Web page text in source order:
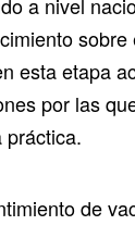
sobre
esta etapa
por las
práctica.
de